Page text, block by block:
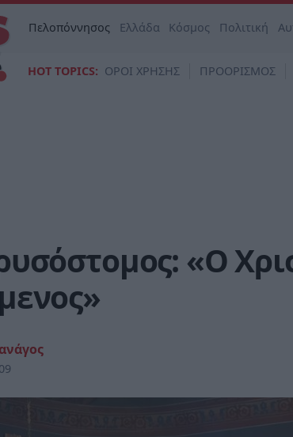
Πελοπόννησος Ελλάδα Κόσμος Πολιτική
HOT TOPICS: ΟΡΟΙ ΧΡΗΣΗΣ ΠΡΟΟΡΙΣΜΟΣ
«Ο